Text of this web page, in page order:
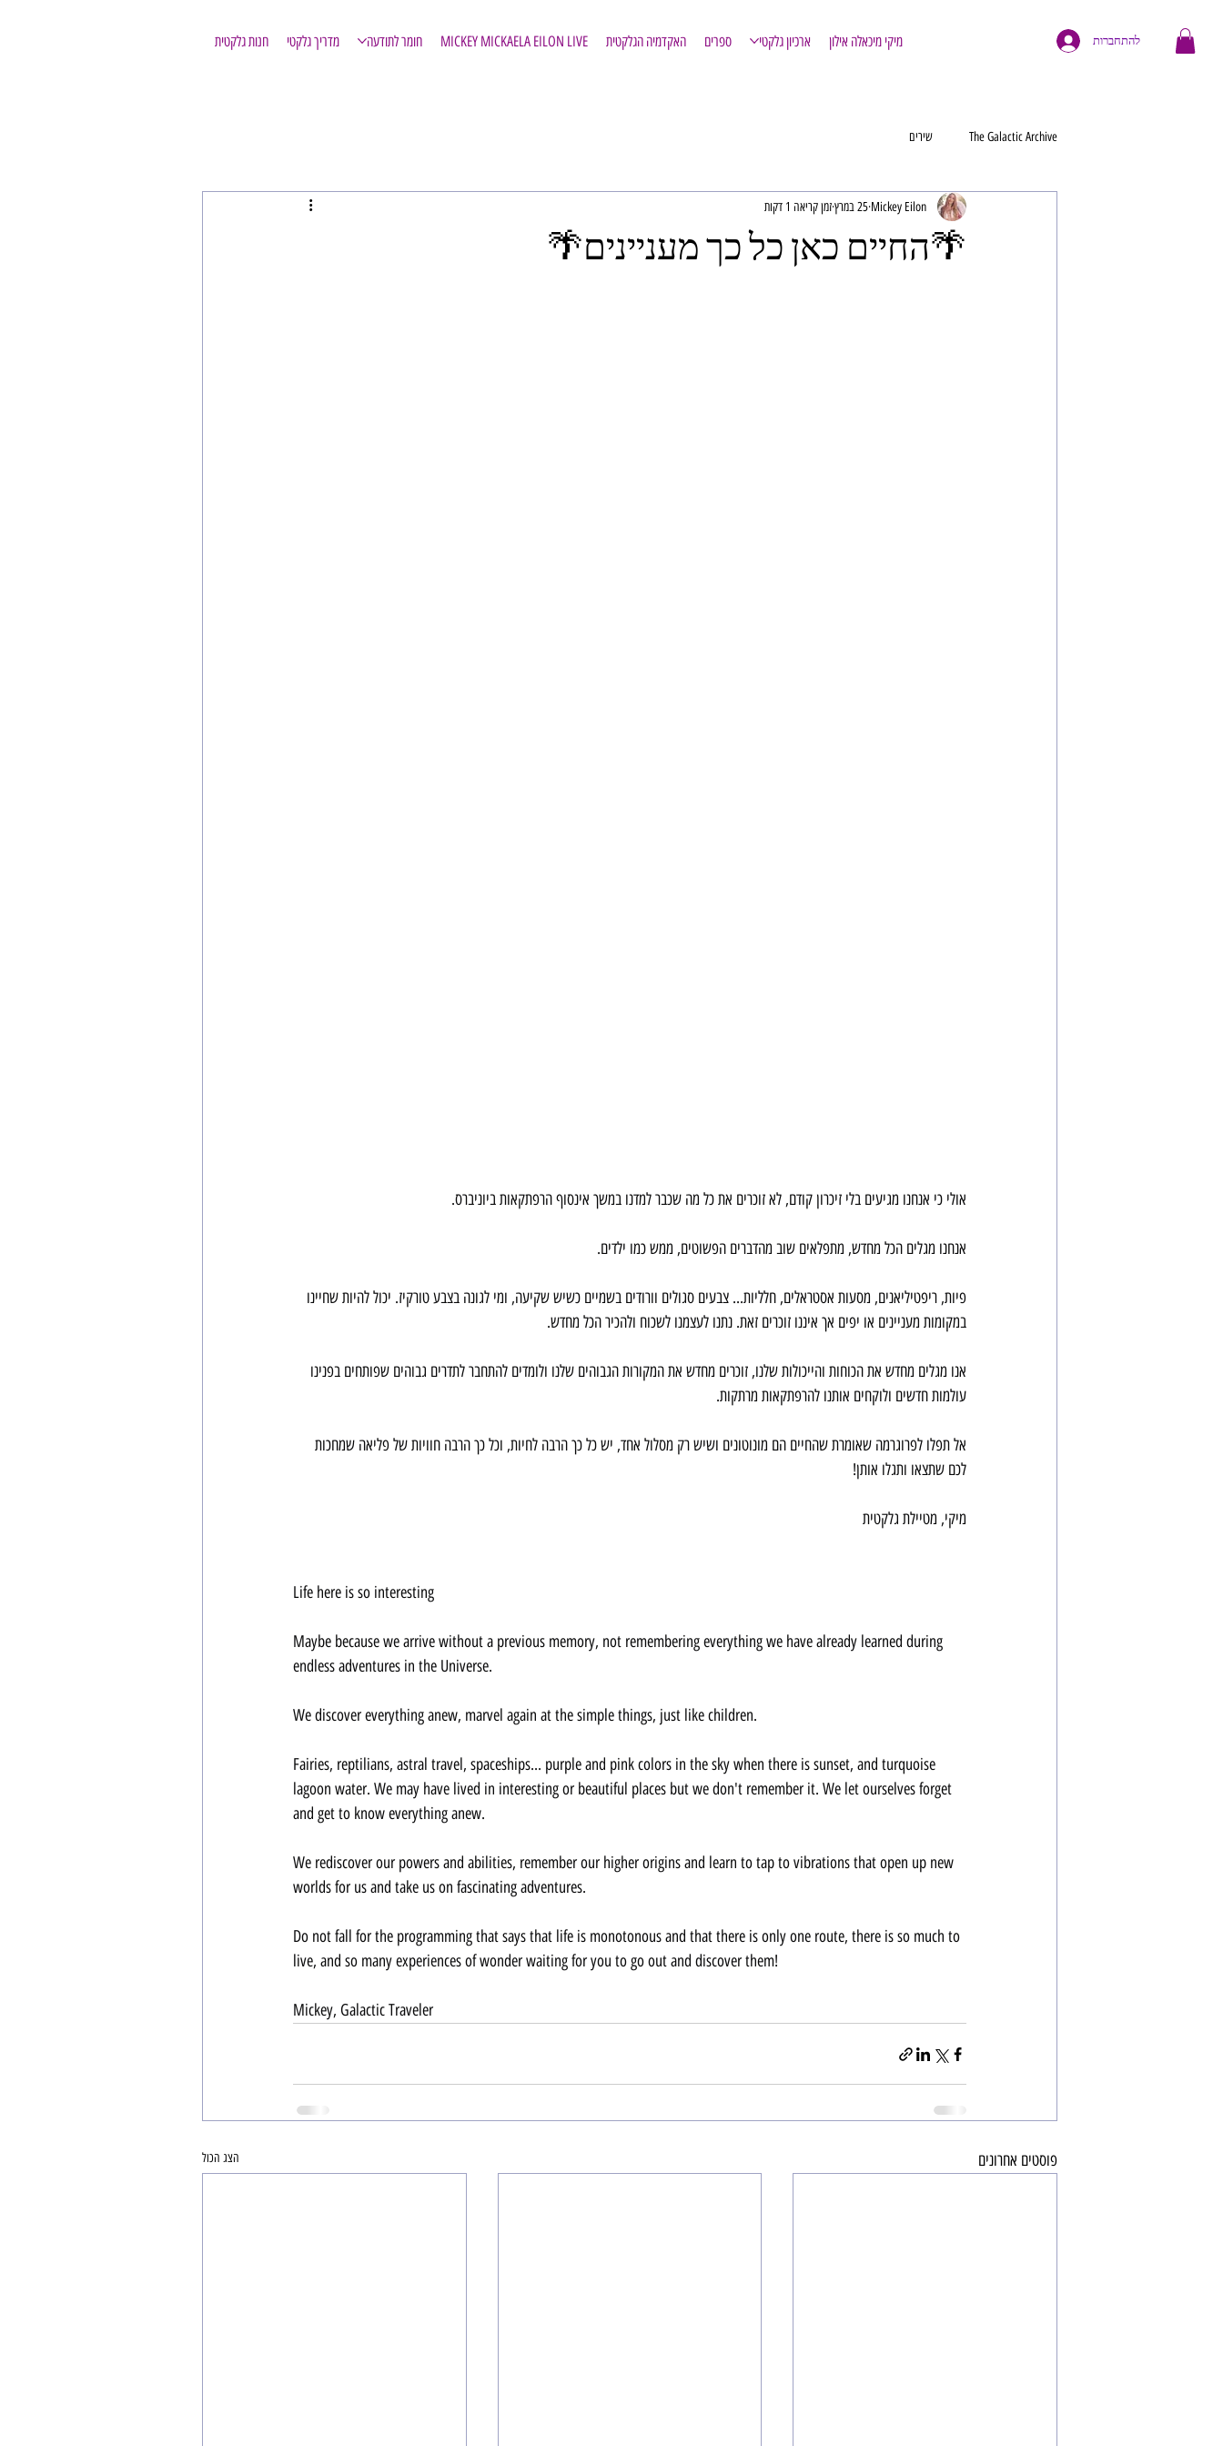
מיקי מיכאלה אילון ארכיון גלקטי ספרים האקדמיה הגלקטית MICKEY MICKAELA EILON LIVE חומר לתודעה מדריך גלקטי חנות גלקטית להתחברות
The Galactic Archive שירים
🌴החיים כאן כל כך מעניינים🌴
Mickey Eilon 25 במרץ זמן קריאה 1 דקות
אולי כי אנחנו מגיעים בלי זיכרון קודם, לא זוכרים את כל מה שכבר למדנו במשך אינסוף הרפתקאות ביוניברס.
אנחנו מגלים הכל מחדש, מתפלאים שוב מהדברים הפשוטים, ממש כמו ילדים.
פיות, ריפטיליאנים, מסעות אסטראלים, חלליות... צבעים סגולים וורודים בשמיים כשיש שקיעה, ומי לגונה בצבע טורקיז. יכול להיות שחיינו
במקומות מעניינים או יפים אך איננו זוכרים זאת. נתנו לעצמנו לשכוח ולהכיר הכל מחדש.
אנו מגלים מחדש את הכוחות והייכולות שלנו, זוכרים מחדש את המקורות הגבוהים שלנו ולומדים להתחבר לתדרים גבוהים שפותחים בפנינו
עולמות חדשים ולוקחים אותנו להרפתקאות מרתקות.
אל תפלו לפרוגרמה שאומרת שהחיים הם מונוטונים ושיש רק מסלול אחד, יש כל כך הרבה לחיות, וכל כך הרבה חוויות של פליאה שמחכות
לכם שתצאו ותגלו אותן!
מיקי, מטיילת גלקטית
Life here is so interesting
Maybe because we arrive without a previous memory, not remembering everything we have already learned during
endless adventures in the Universe.
We discover everything anew, marvel again at the simple things, just like children.
Fairies, reptilians, astral travel, spaceships... purple and pink colors in the sky when there is sunset, and turquoise
lagoon water. We may have lived in interesting or beautiful places but we don't remember it. We let ourselves forget
and get to know everything anew.
We rediscover our powers and abilities, remember our higher origins and learn to tap to vibrations that open up new
worlds for us and take us on fascinating adventures.
Do not fall for the programming that says that life is monotonous and that there is only one route, there is so much to
live, and so many experiences of wonder waiting for you to go out and discover them!
Mickey, Galactic Traveler
פוסטים אחרונים הצג הכול